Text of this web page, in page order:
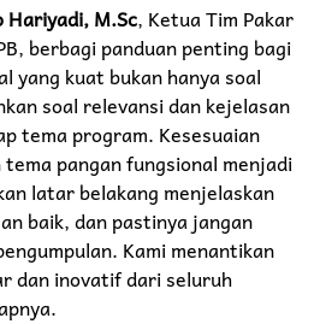
M.Sc, Ketua Tim Pakar
berbagi panduan penting bagi
yang kuat bukan hanya soal
soal relevansi dan kejelasan
tema program. Kesesuaian
pangan fungsional menjadi
latar belakang menjelaskan
baik, dan pastinya jangan
Kami menantikan
dan inovatif dari seluruh